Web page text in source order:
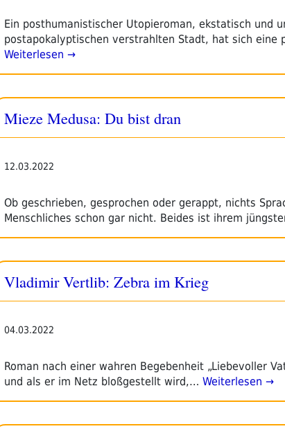
Ein posthumanistischer Utopieroman, ekstatisch und
postapokalyptischen verstrahlten Stadt, hat sich eine
Weiterlesen →
Mieze Medusa: Du bist dran
12.03.2022
Ob geschrieben, gesprochen oder gerappt, nichts
Menschliches schon gar nicht. Beides ist ihrem
Vladimir Vertlib: Zebra im Krieg
04.03.2022
Roman nach einer wahren Begebenheit „Liebevoller
und als er im Netz bloßgestellt wird,… Weiterlesen →